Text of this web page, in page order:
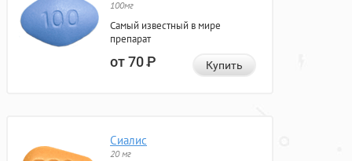
100мг
Самый известный в мире
препарат
от 70Р Купить
Сиалис
20 мг